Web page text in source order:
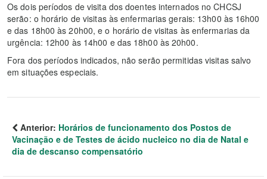
Os dois períodos de visita dos doentes internados no CHCSJ
serão: o horário de visitas às enfermarias gerais: 13h00 às 16h00
e das 18h00 às 20h00, e o horário de visitas às enfermarias da
urgência: 12h00 às 14h00 e das 18h00 às 20h00.
Fora dos períodos indicados, não serão permitidas visitas salvo
em situações especiais.
Anterior: Horários de funcionamento dos Postos de
Vacinação e de Testes de ácido nucleico no dia de Natal e
dia de descanso compensatório